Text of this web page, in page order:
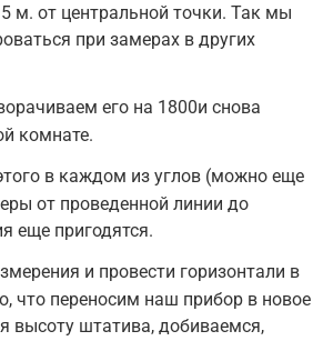
м. от центральной точки. Так мы
при замерах в других
его на 1800и снова
комнате.
в каждом из углов (можно еще
от проведенной линии до
еще пригодятся.
и провести горизонтали в
что переносим наш прибор в новое
высоту штатива, добиваемся,